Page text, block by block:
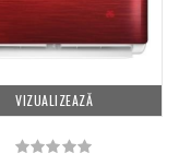
VIZUALIZEAZĂ